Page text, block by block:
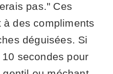
pas." Ces
des compliments
déguisées. Si
secondes pour